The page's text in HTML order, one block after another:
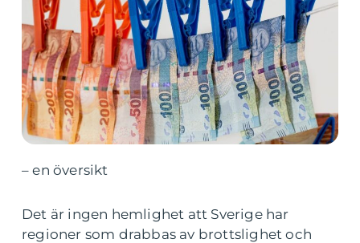
– en översikt
Det är ingen hemlighet att Sverige har
regioner som drabbas av brottslighet och